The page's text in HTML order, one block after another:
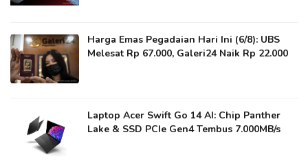
Harga Emas Pegadaian Hari Ini (6/8): UBS
Melesat Rp 67.000, Galeri24 Naik Rp 22.000
Laptop Acer Swift Go 14 AI: Chip Panther
Lake & SSD PCIe Gen4 Tembus 7.000MB/s